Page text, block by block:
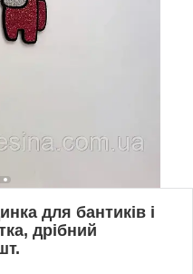
для бантиків і
дрібний